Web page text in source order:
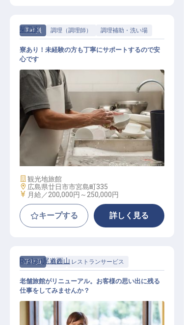
正社員 調理（調理師） 調理補助・洗い場
菊乃家
寮あり！未経験の方も丁寧にサポートするので安
心です
施設業態
観光地旅館
勤務地
広島県廿日市市宮島町335
給与
月給／200,000円～ 250,000円
キープする 詳しく見る
正社員 料飲 レストランサービス
Ryokan尾道西山
老舗旅館がリニューアル。お客様の思い出に残る
仕事をしてみませんか？